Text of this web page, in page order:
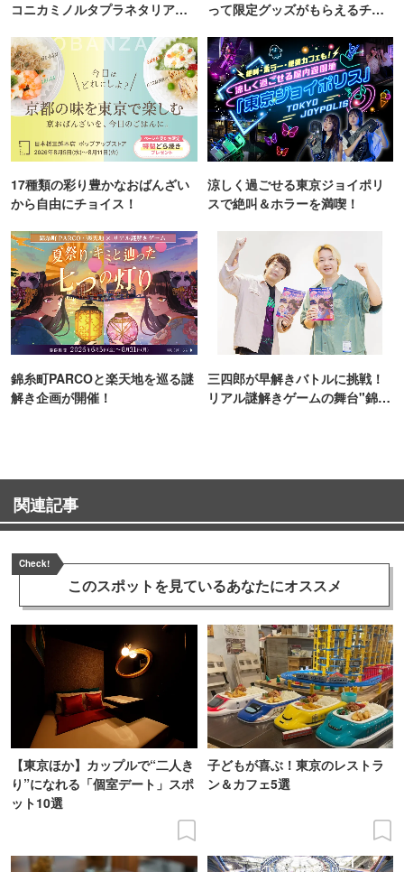
コニカミノルタプラネタリア
って限定グッズがもらえるチャ
17種類の彩り豊かなおばんざい
から自由にチョイス！
涼しく過ごせる東京ジョイポリ
スで絶叫＆ホラーを満喫！
錦糸町PARCOと楽天地を巡る謎
解き企画が開催！
三四郎が早解きバトルに挑戦！
リアル謎解きゲームの舞台"錦糸
関連記事
Check!
このスポットを見ているあなたにオススメ
【東京ほか】カップルで“二人き
り”になれる「個室デート」スポ
ット10選
子どもが喜ぶ！東京のレストラ
ン＆カフェ5選